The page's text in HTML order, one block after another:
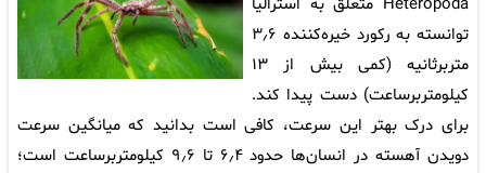
توانسته به رکورد خیره‌کننده ۳٫۶
متربرثانیه (کمی بیش از ۱۳
کیلومتربرساعت) دست پیدا کند.
برای درک بهتر این سرعت، کافی است بدانید که میانگین سرعت
دویدن آهسته در انسان‌ها حدود ۶٫۴ تا ۹٫۶ کیلومتربرساعت است؛